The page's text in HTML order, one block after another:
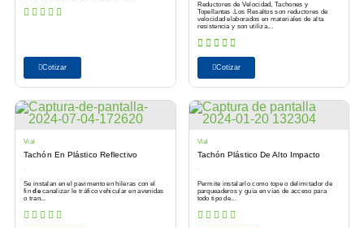
Cotizar
Reductores de Velocidad, Tachones y
Topellantas .Los Resaltos son reductores de
velocidad elaborados en materiales de alta
resistencia y son utiliza...
Cotizar
Vial
Tachón En Plástico Reflectivo
Se instalan en el pavimento en hileras con el
findecanalizar le tráfico vehicular en avenidas
o tran...
Vial
Tachón Plástico De Alto Impacto
Permite instalarlo como tope o delimitador de
parqueaderos y guía en vías de acceso para
todo tipo de...